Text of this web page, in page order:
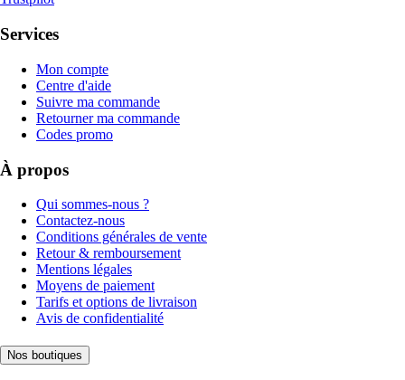
Services
Mon compte
Centre d'aide
Suivre ma commande
Retourner ma commande
Codes promo
À propos
Qui sommes-nous ?
Contactez-nous
Conditions générales de vente
Retour & remboursement
Mentions légales
Moyens de paiement
Tarifs et options de livraison
Avis de confidentialité
Nos boutiques